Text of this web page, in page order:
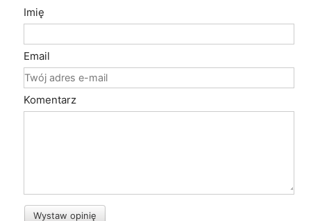
Imię
Email
Komentarz
Wystaw opinię